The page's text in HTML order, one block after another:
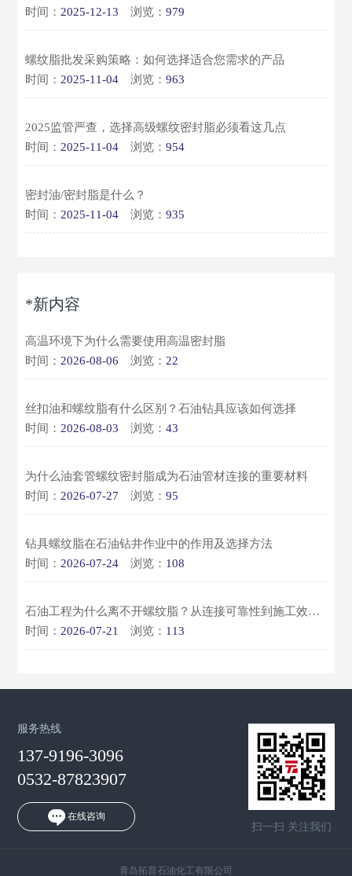
时间： 2025-12-13 浏览：979
螺纹脂批发采购策略：如何选择适合您需求的产品
时间： 2025-11-04 浏览：963
2025监管严查，选择高级螺纹密封脂必须看这几点
时间： 2025-11-04 浏览：954
密封油/密封脂是什么？
时间： 2025-11-04 浏览：935
*新内容
高温环境下为什么需要使用高温密封脂
时间： 2026-08-06 浏览： 22
丝扣油和螺纹脂有什么区别？石油钻具应该如何选择
时间： 2026-08-03 浏览：43
为什么油套管螺纹密封脂成为石油管材连接的重要材料
时间： 2026-07-27 浏览：95
钻具螺纹脂在石油钻井作业中的作用及选择方法
时间： 2026-07-24 浏览： 108
石油工程为什么离不开螺纹脂？从连接可靠性到施工效率全面解析
时间： 2026-07-21 浏览： 113
扫一扫 关注我们
服务热线
137-9196-3096
0532-87823907
在线咨询
青岛拓普石油化工有限公司